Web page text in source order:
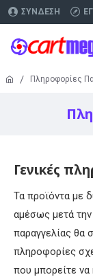
ΣΎΝΔΕΣΗ
Πληροφορίες
Γενικές
Τα προϊόντα με
αμέσως μετά
παραγγελίας θα
πληροφορίες
που μπορείτε